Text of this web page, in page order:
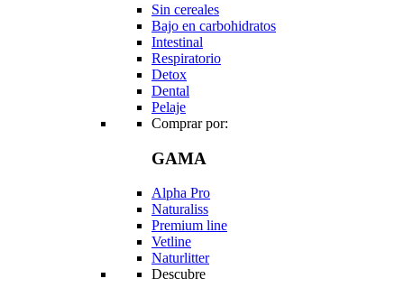
Sin cereales
Bajo en carbohidratos
Intestinal
Respiratorio
Detox
Dental
Pelaje
Comprar por:
GAMA
Alpha Pro
Naturaliss
Premium line
Vetline
Naturlitter
Descubre